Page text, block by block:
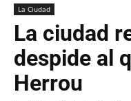
La Ciudad
La ciudad
despide al
Herrou